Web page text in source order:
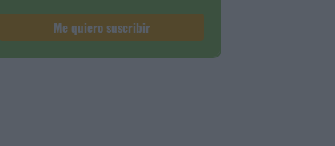
Me quiero suscribir